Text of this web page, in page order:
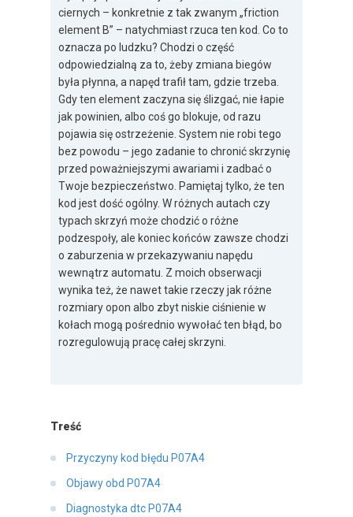
ciernych – konkretnie z tak zwanym „friction
element B” – natychmiast rzuca ten kod. Co to
oznacza po ludzku? Chodzi o część
odpowiedzialną za to, żeby zmiana biegów
była płynna, a napęd trafił tam, gdzie trzeba.
Gdy ten element zaczyna się ślizgać, nie łapie
jak powinien, albo coś go blokuje, od razu
pojawia się ostrzeżenie. System nie robi tego
bez powodu – jego zadanie to chronić skrzynię
przed poważniejszymi awariami i zadbać o
Twoje bezpieczeństwo. Pamiętaj tylko, że ten
kod jest dość ogólny. W różnych autach czy
typach skrzyń może chodzić o różne
podzespoły, ale koniec końców zawsze chodzi
o zaburzenia w przekazywaniu napędu
wewnątrz automatu. Z moich obserwacji
wynika też, że nawet takie rzeczy jak różne
rozmiary opon albo zbyt niskie ciśnienie w
kołach mogą pośrednio wywołać ten błąd, bo
rozregulowują pracę całej skrzyni.
Treść
Przyczyny kod błędu P07A4
Objawy obd P07A4
Diagnostyka dtc P07A4